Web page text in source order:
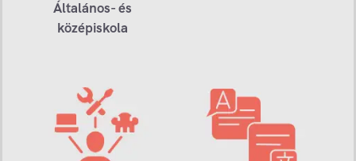
Általános- és
középiskola